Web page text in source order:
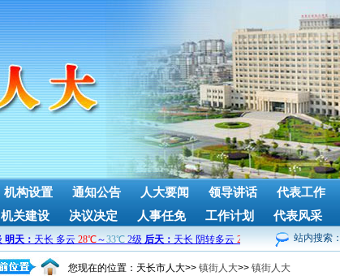
机构设置 通知公告 人大要闻 领导讲话 代表工作
机关建设 决议决定 人事任免 工作计划 代表风采
站内搜索：
您现在的位置： 天长市人大>> 镇街人大>> 镇街人大